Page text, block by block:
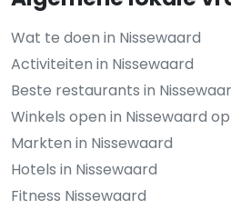
Wat te doen in Nissewaard
Activiteiten in Nissewaard
Beste restaurants in
Winkels open in Nissewaard
Markten in Nissewaard
Hotels in Nissewaard
Fitness Nissewaard